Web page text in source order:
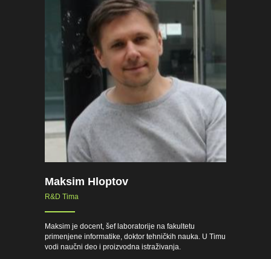
Maksim Hloptov
R&D Tima
Maksim je docent, šef laboratorije na fakultetu
primenjene informatike, doktor tehničkih nauka. U Timu
vodi naučni deo i proizvodna istraživanja.